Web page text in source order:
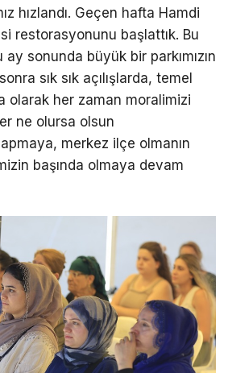
hızlandı. Geçen hafta Hamdi
restorasyonunu başlattık. Bu
ay sonunda büyük bir parkımızın
sık sık açılışlarda, temel
olarak her zaman moralimizi
ne olursa olsun
merkez ilçe olmanın
başında olmaya devam